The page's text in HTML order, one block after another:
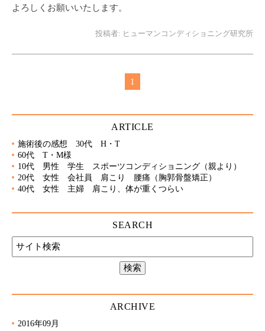
よろしくお願いいたします。
投稿者: ヒューマンコンディショニング研究所
1
ARTICLE
施術後の感想 30代 H・T
60代 T・M様
10代 男性 学生 スポーツコンディショニング（親より）
20代 女性 会社員 肩こり 腰痛（胸郭骨盤矯正）
40代 女性 主婦 肩こり、体が重くつらい
SEARCH
ARCHIVE
2016年09月